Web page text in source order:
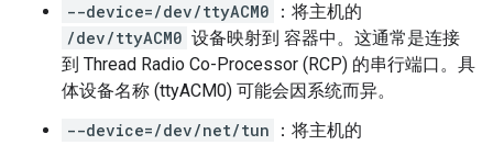
--device=/dev/ttyACM0
：将主机的
/dev/ttyACM0 设备映射到 容器中。这通常是连接
到 Thread Radio Co-Processor (RCP) 的串行端口。具
体设备名称 (ttyACM0) 可能会因系统而异。
--device=/dev/net/tun
：将主机的